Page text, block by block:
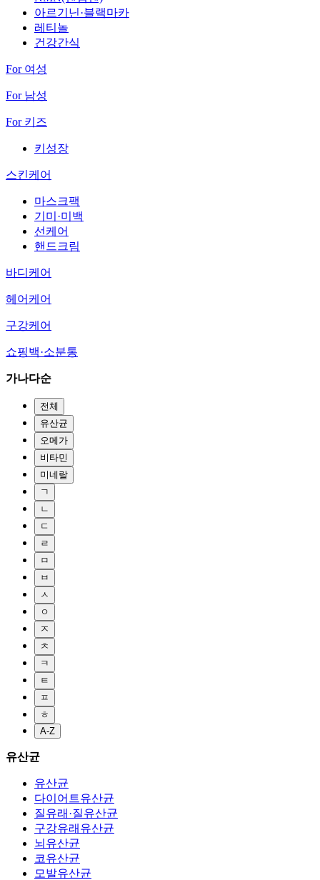
아르기닌·블랙마카
레티놀
건강간식
For 여성
For 남성
For 키즈
키성장
스킨케어
마스크팩
기미·미백
선케어
핸드크림
바디케어
헤어케어
구강케어
쇼핑백·소분통
가나다순
전체
유산균
오메가
비타민
미네랄
ㄱ
ㄴ
ㄷ
ㄹ
ㅁ
ㅂ
ㅅ
ㅇ
ㅈ
ㅊ
ㅋ
ㅌ
ㅍ
ㅎ
A-Z
유산균
유산균
다이어트유산균
질유래·질유산균
구강유래유산균
뇌유산균
코유산균
모발유산균